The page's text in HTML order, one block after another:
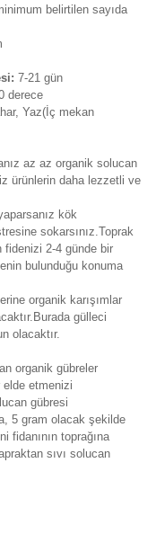
belirtilen sayıda
7-21 gün
derece
Yaz(İç mekan
az az organik solucan
ürünlerin daha lezzetli ve
kök
sokarsınız.Toprak
fidenizi 2-4 günde bir
bulunduğu konuma
organik karışımlar
gülleci
olacaktır.
organik gübreler
elde etmenizi
gübresi
5 gram olacak şekilde
fidanının toprağına
sıvı solucan